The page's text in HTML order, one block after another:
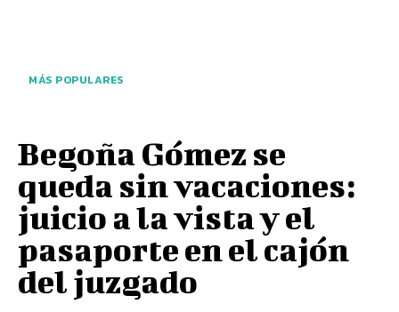
MÁS POPULARES
Begoña Gómez se
queda sin vacaciones:
juicio a la vista y el
pasaporte en el cajón
del juzgado